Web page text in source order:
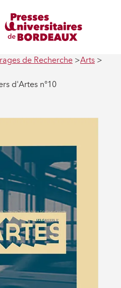
de Recherche
Arts
d'Artes n°10